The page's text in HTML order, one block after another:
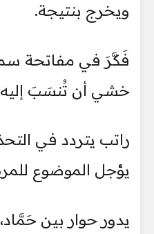
ويخرج بنتيجة.
فَكَّرَ في مفاتحة
خشي أن تُنسَبَ
راتب يتردد في
يؤجل الموضوع للمرة
يدور حوار بين